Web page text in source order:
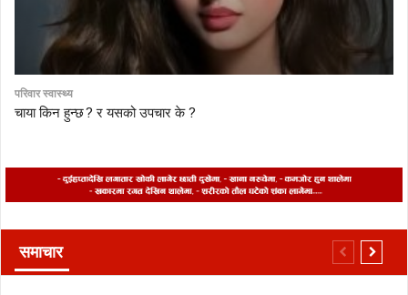
परिवार स्वास्थ्य
चाया किन हुन्छ ? र यसको उपचार के ?
समाचार